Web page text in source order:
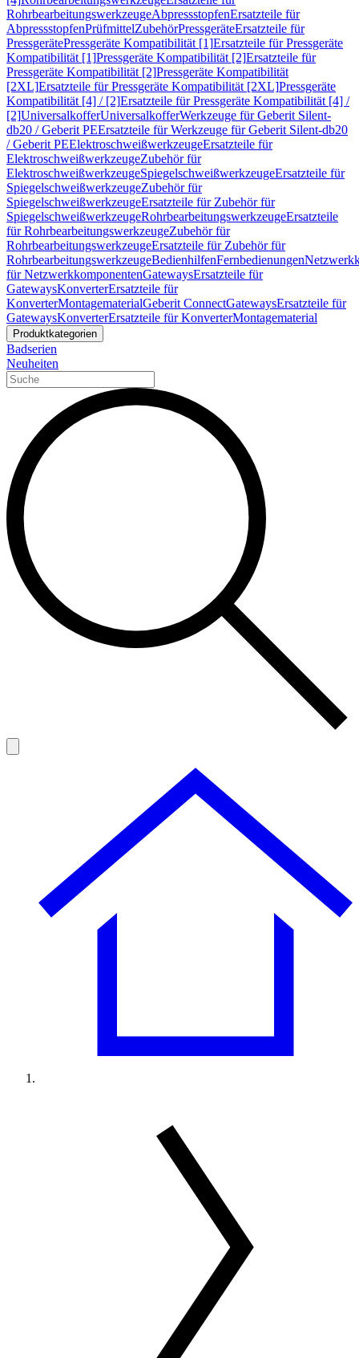
RohrbearbeitungswerkzeugeAbpressstopfenErsatzteile für
AbpressstopfenPrüfmittelZubehörPressgeräteErsatzteile für
PressgerätePressgeräte Kompatibilität [1]Ersatzteile für Pressgeräte
Kompatibilität [1]Pressgeräte Kompatibilität [2]Ersatzteile für
Pressgeräte Kompatibilität [2]Pressgeräte Kompatibilität
[2XL]Ersatzteile für Pressgeräte Kompatibilität [2XL]Pressgeräte
Kompatibilität [4] / [2]Ersatzteile für Pressgeräte Kompatibilität [4] /
[2]UniversalkofferUniversalkofferWerkzeuge für Geberit Silent-
db20 / Geberit PEErsatzteile für Werkzeuge für Geberit Silent-db20
/ Geberit PEElektroschweißwerkzeugeErsatzteile für
ElektroschweißwerkzeugeZubehör für
ElektroschweißwerkzeugeSpiegelschweißwerkzeugeErsatzteile für
SpiegelschweißwerkzeugeZubehör für
SpiegelschweißwerkzeugeErsatzteile für Zubehör für
SpiegelschweißwerkzeugeRohrbearbeitungswerkzeugeErsatzteile
für RohrbearbeitungswerkzeugeZubehör für
RohrbearbeitungswerkzeugeErsatzteile für Zubehör für
RohrbearbeitungswerkzeugeBedienhilfenFernbedienungen
für NetzwerkkomponentenGatewaysErsatzteile für
GatewaysKonverterErsatzteile für
KonverterMontagematerialGeberit ConnectGatewaysErsatzteile für
GatewaysKonverterErsatzteile für KonverterMontagematerial
Produktkategorien
Badserien
Neuheiten